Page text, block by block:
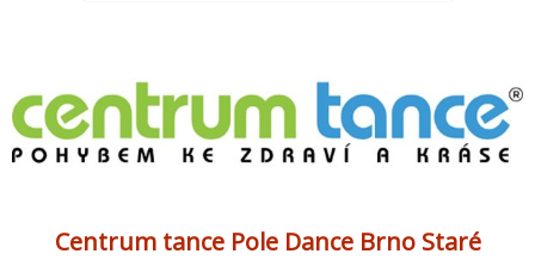
Centrum tance Pole Dance Brno Staré